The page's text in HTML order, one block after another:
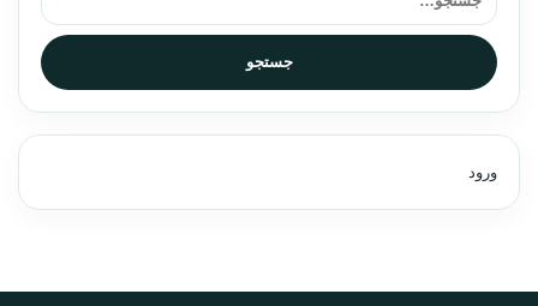
جستجو
ورود